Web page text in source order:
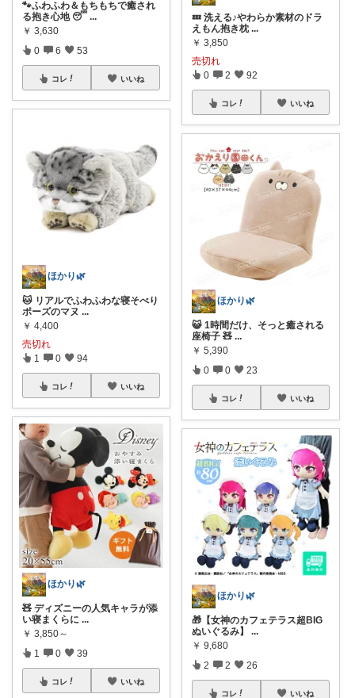
🐾ふわふわ＆もちもちで癒され
る抱き心地 😴 ...
￥ 3,630
0 6 53
コレ いいね
ほかり🌿
🐱 リアルでふわふわな寝そべり
ポーズのマヌ ...
￥ 4,400
売切れ
1 0 94
コレ いいね
ほかり🌿
🧸 ディズニーの人気キャラが添
い寝まくらに ...
￥ 3,850～
1 0 39
コレ いいね
💤 洗える♪やわらか素材のドラ
えもん抱き枕 ...
￥ 3,850
売切れ
0 2 92
コレ いいね
ほかり🌿
😺 1時間だけ、そっと癒される
座椅子 🧸 ...
￥ 5,390
0 0 23
コレ いいね
ほかり🌿
🎁【女神のカフェテラス超BIG
ぬいぐるみ】
...
￥ 9,680
2 2 26
コレ いいね